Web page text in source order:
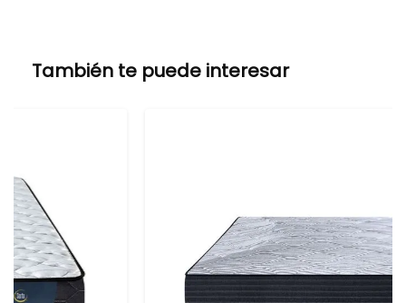
También te puede interesar